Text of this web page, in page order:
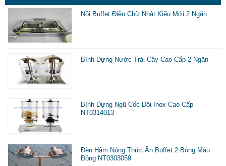
Nồi Buffet Điện Chữ Nhật Kiểu Mới 2 Ngăn
Bình Đựng Nước Trái Cây Cao Cấp 2 Ngăn
Bình Đựng Ngũ Cốc Đôi Inox Cao Cấp
NT0314013
Đèn Hâm Nóng Thức Ăn Buffet 2 Bóng Màu
Đồng NT0303059